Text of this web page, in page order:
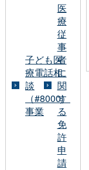
子ども医
療電話相
談
（#8000）
事業
医
療
従
事
者
に
関
す
る
免
許
申
請